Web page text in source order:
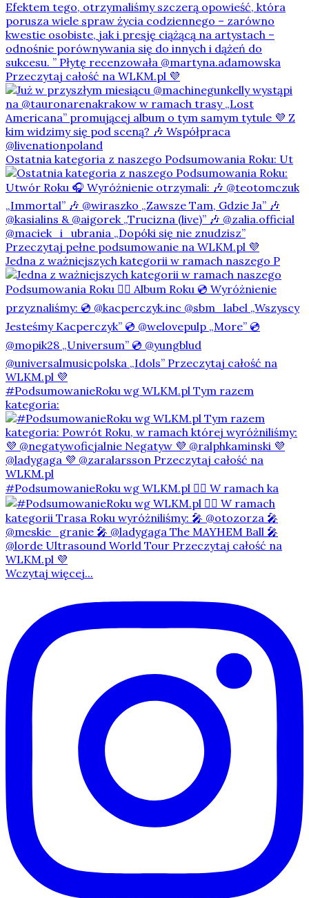
Ostatnia kategoria z naszego Podsumowania Roku: Ut
Jedna z ważniejszych kategorii w ramach naszego P
#PodsumowanieRoku wg WLKM.pl Tym razem
kategoria:
#PodsumowanieRoku wg WLKM.pl 👇🏻 W ramach ka
Wczytaj więcej...